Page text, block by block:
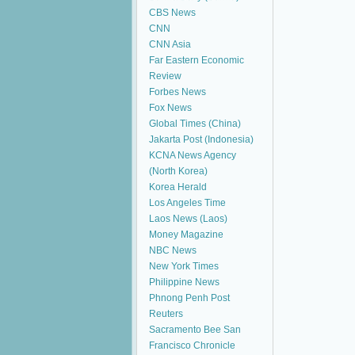
CBS News
CNN
CNN Asia
Far Eastern Economic
Review
Forbes News
Fox News
Global Times (China)
Jakarta Post (Indonesia)
KCNA News Agency
(North Korea)
Korea Herald
Los Angeles Time
Laos News (Laos)
Money Magazine
NBC News
New York Times
Philippine News
Phnong Penh Post
Reuters
Sacramento Bee San
Francisco Chronicle